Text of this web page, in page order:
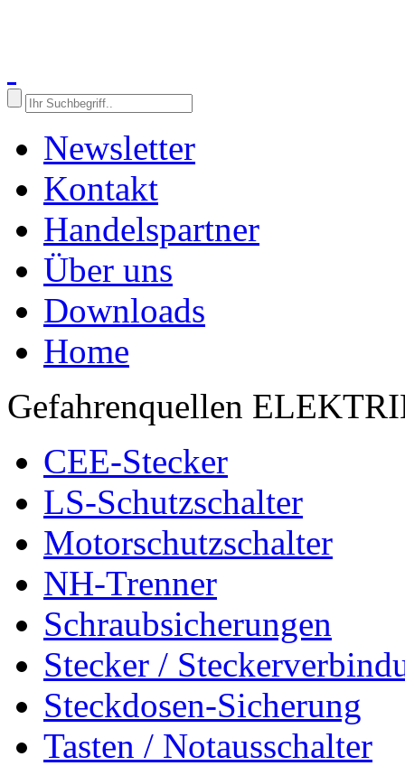
Newsletter
Kontakt
Handelspartner
Über uns
Downloads
Home
Gefahrenquellen
CEE-Stecker
LS-Schutzschalter
Motorschutzschalter
NH-Trenner
Schraubsicherungen
Stecker /
Steckdosen-Sicherung
Tasten / Notausschalter